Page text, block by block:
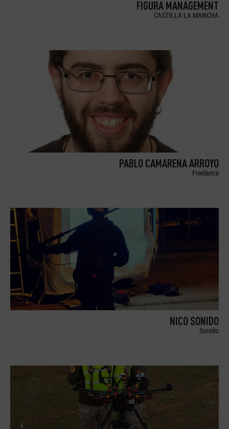
FIGURA MANAGEMENT
CASTILLA LA MANCHA
PABLO CAMARENA ARROYO
Freelance
NICO SONIDO
Sonido